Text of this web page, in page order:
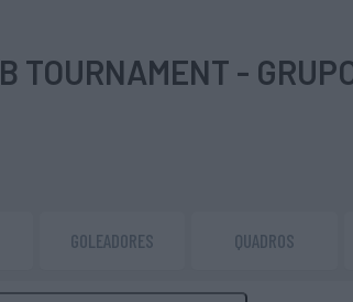
TOURNAMENT -
GOLEADORES QUADROS